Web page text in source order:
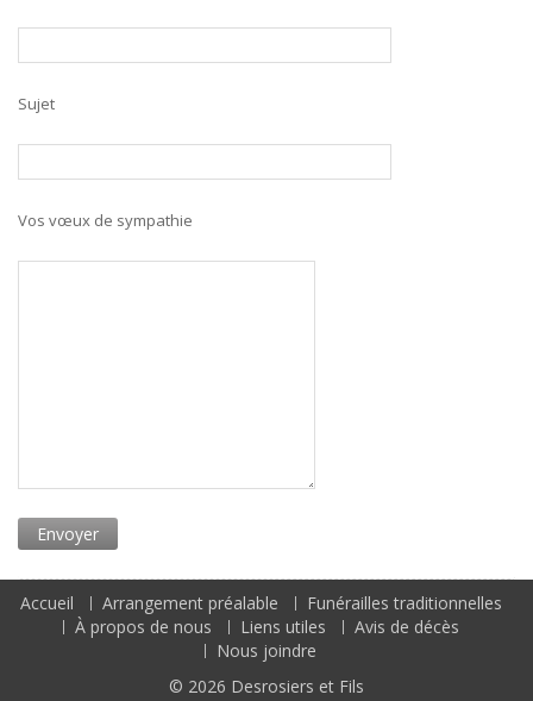
Sujet
Vos vœux de sympathie
Accueil Arrangement préalable
Funérailles traditionnelles
À propos de nous
Liens utiles
Avis de décès
Nous joindre
© 2026 Desrosiers et Fils